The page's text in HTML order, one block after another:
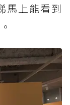
馬上能看到